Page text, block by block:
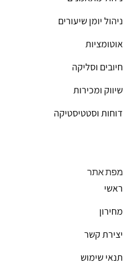
ניהול יומן שיעורים
אוטומציות
חיובים וסליקה
שיווק ומכירות
דוחות וסטטיסטיקה
ראשי
מחירון
יצירת קשר
תנאי שימוש
מפת אתר